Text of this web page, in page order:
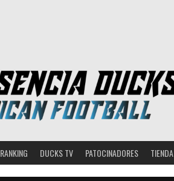
RANKING DUCKS TV PATOCINADORES TIENDA